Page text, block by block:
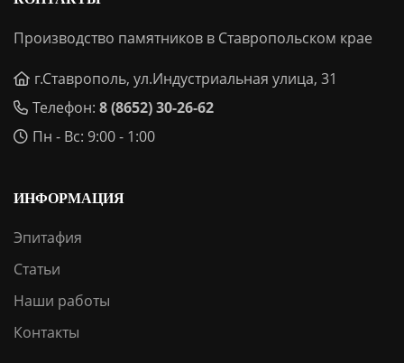
Производство памятников в Ставропольском крае
г.Ставрополь, ул.Индустриальная улица, 31
Телефон: 8 (8652) 30-26-62
Пн - Вс: 9:00 - 1:00
ИНФОРМАЦИЯ
Эпитафия
Статьи
Наши работы
Контакты